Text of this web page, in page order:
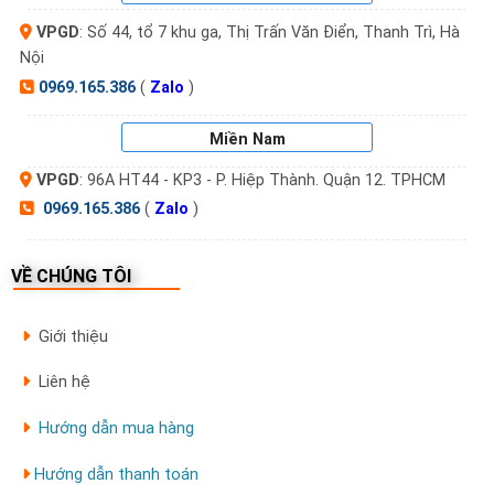
cao trải nghiệm người dùng và đảm bảo an toàn tuyệt đối
cho ngôi nhà bạn.
2. Các dòng khóa vân tay Adel phổ biến
Khóa Adel cho cửa gỗ
Phổ biến nhất của hãng, với thiết kế tay gạt cổ điển
Hỗ trợ vân tay, mã số, chìa cơ
cửa lùa
VPGD: Số 44, tổ 7 khu ga, Thị Trấn Văn Điển, Thanh Trì, Hà
Nội
0969.165.386( Zalo )
Miền Nam
VPGD: 96A HT44 - KP3 - P. Hiệp Thành. Quận 12. TPHCM
0969.165.386( Zalo )
VỀ CHÚNG TÔI
Giới thiệu
Liên hệ
Hướng dẫn mua hàng
Hướng dẫn thanh toán